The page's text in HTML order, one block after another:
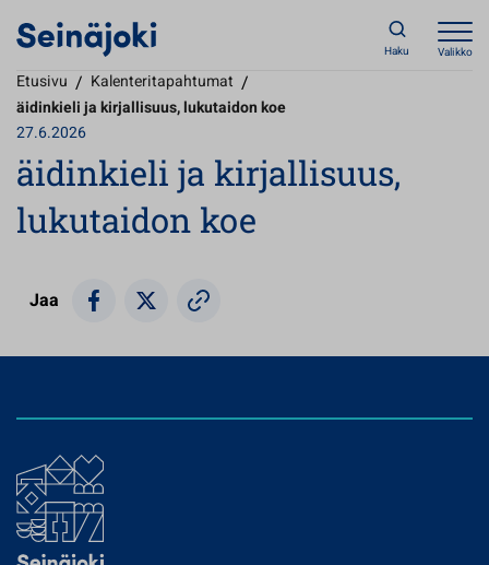
Haku Valikko
Etusivu / Kalenteritapahtumat /
äidinkieli ja kirjallisuus, lukutaidon koe
27.6.2026
äidinkieli ja kirjallisuus,
lukutaidon koe
Jaa